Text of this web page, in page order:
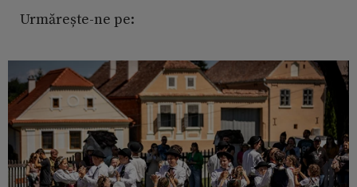
Urmărește-ne pe: